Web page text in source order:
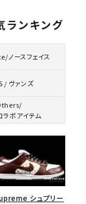
ランキング
ノースフェイス
/ ヴァンズ
ラボアイテム
シュプリー